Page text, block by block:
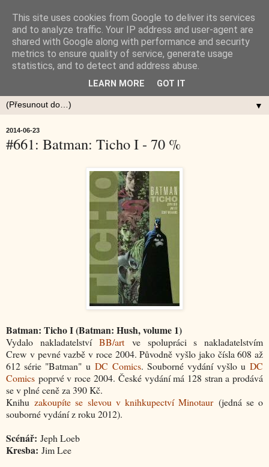
▼
2014-06-23
#661: Batman: Ticho I - 70 %
Batman: Ticho I (Batman: Hush, volume 1)
Vydalo nakladatelstvíBB/art ve spolupráci s nakladatelstvím
Crew v pevné vazbě v roce 2004. Původně vyšlo jako čísla 608 až
612 série "Batman" uDC Comics. Souborné vydání vyšlo uDC
Comics poprvé v roce 2004. České vydání má 128 stran a prodává
se v plné ceně za 390 Kč.
Knihuzakoupíte se slevou v knihkupectví Minotaur(jedná se o
souborné vydání z roku 2012).
Scénář: Jeph Loeb
Kresba: Jim Lee
This site uses cookies from Google to deliver its services
and to analyze traffic. Your IP address and user-agent are
shared with Google along with performance and security
metrics to ensure quality of service, generate usage
statistics, and to detect and address abuse.
LEARN MORE GOT IT